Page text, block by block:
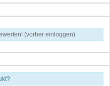
(vorher einloggen)